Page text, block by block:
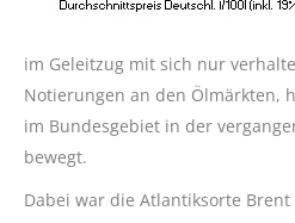
im Geleitzug mit sich nur
Notierungen an den Ölmärkten,
im Bundesgebiet in der
bewegt.
Dabei war die Atlantiksorte